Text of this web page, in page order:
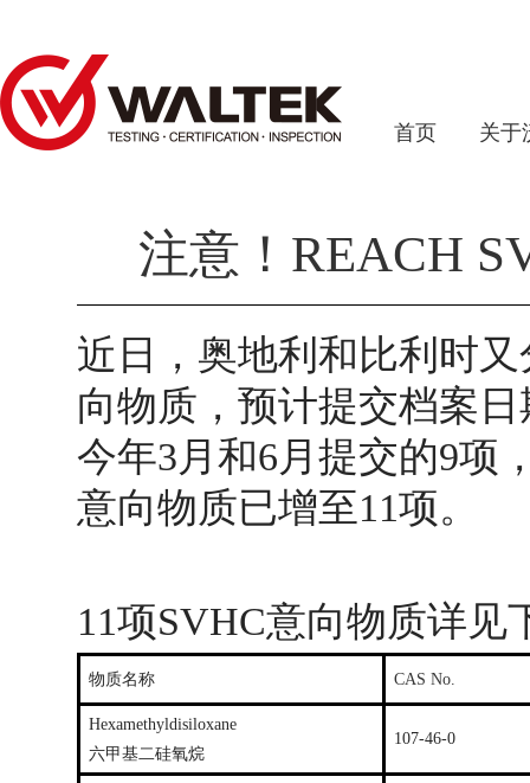
首页 关于
注意！REACH
近日，奥地利和比利时
向物质，预计提交档案
今年3月和6月提交的9项
意向物质已增至11项。
11项SVHC意向物质详见
物质名称 CAS No.
Hexamethyldisiloxane
六甲基二硅氧烷
107-46-0